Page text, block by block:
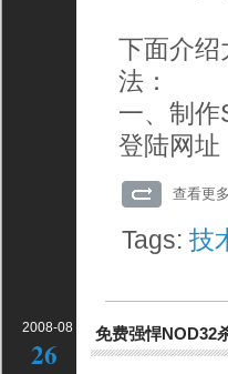
下面介绍
法：
一、制作
登陆网址
查看更
Tags:技
2008-08
26
免费强悍NOD32